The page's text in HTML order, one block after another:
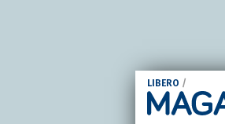
LIBERO /